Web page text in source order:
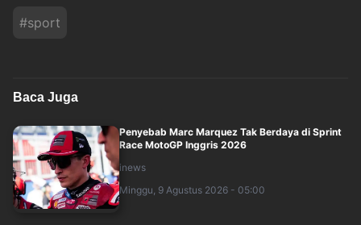
#sport
Baca Juga
Penyebab Marc Marquez Tak Berdaya di Sprint
Race MotoGP Inggris 2026
inews
Minggu, 9 Agustus 2026 - 05:00